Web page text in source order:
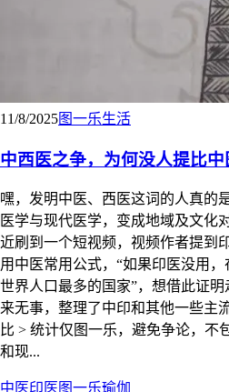
11/8/2025图一乐生活
中西医之争，为何没人提比
嘿，发明中医、西医这词的人真的
医学与现代医学，变成地域及文化
近刷到一个短视频，视频作者提到
用中医常用公式，“如果印医没用
世界人口最多的国家”，想借此证
来无事，整理了中印和其他一些主
比 > 统计仅图一乐，避免争论，不
和现...
中医印医 图一乐瑜伽